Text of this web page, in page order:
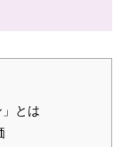
とは